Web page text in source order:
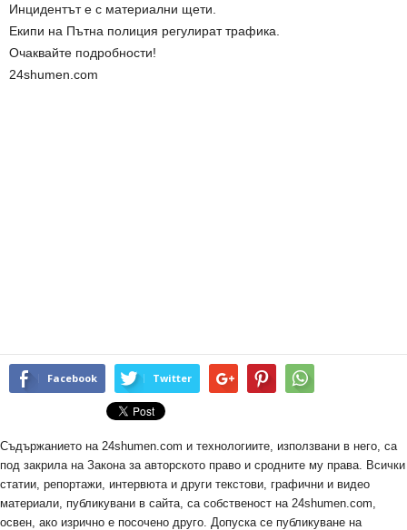
Инцидентът е с материални щети.
Екипи на Пътна полиция регулират трафика.
Очаквайте подробности!
24shumen.com
Facebook Twitter
Съдържанието на 24shumen.com и технологиите, използвани в него, са
под закрила на Закона за авторското право и сродните му права. Всички
статии, репортажи, интервюта и други текстови, графични и видео
материали, публикувани в сайта, са собственост на 24shumen.com,
освен, ако изрично е посочено друго. Допуска се публикуване на